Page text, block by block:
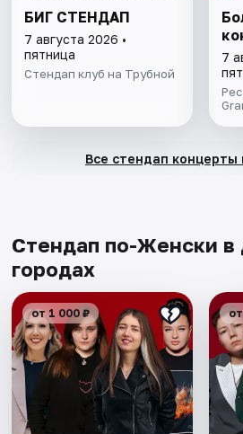
БИГ СТЕНДАП
7 августа 2026 •
пятница
Стендап клуб на Трубной
7
Все стендап концерты
Стендап по-Женски в
городах
от 1 000 ₽